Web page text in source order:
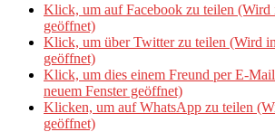
Klick, um auf Facebook zu teilen (Wird
geöffnet)
Klick, um über Twitter zu teilen (Wird
geöffnet)
Klick, um dies einem Freund per E-
neuem Fenster geöffnet)
Klicken, um auf WhatsApp zu teilen
geöffnet)